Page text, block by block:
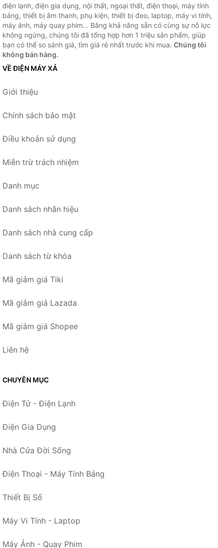
điện lạnh, điện gia dụng, nội thất, ngoại thất, điện thoại, máy tính
bảng, thiết bị âm thanh, phụ kiện, thiết bị đeo, laptop, máy vi tính,
máy ảnh, máy quay phim... Bằng khả năng sẵn có cùng sự nỗ lực
không ngừng, chúng tôi đã tổng hợp hơn 1 triệu sản phẩm, giúp
bạn có thể so sánh giá, tìm giá rẻ nhất trước khi mua. Chúng tôi
không bán hàng.
VỀ ĐIỆN MÁY XẢ
Giới thiệu
Chính sách bảo mật
Điều khoản sử dụng
Miễn trừ trách nhiệm
Danh mục
Danh sách nhãn hiệu
Danh sách nhà cung cấp
Danh sách từ khóa
Mã giảm giá Tiki
Mã giảm giá Lazada
Mã giảm giá Shopee
Liên hệ
CHUYÊN MỤC
Điện Tử - Điện Lạnh
Điện Gia Dụng
Nhà Cửa Đời Sống
Điện Thoại - Máy Tính Bảng
Thiết Bị Số
Máy Vi Tính - Laptop
Máy Ảnh - Quay Phim